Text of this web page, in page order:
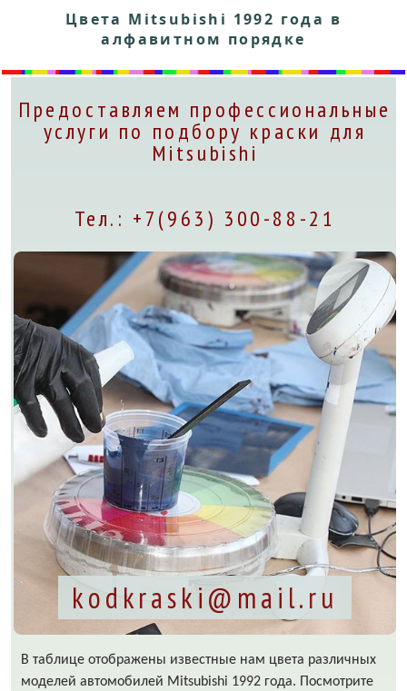
Цвета Mitsubishi 1992 года в
алфавитном порядке
Предоставляем профессиональные
услуги по подбору краски для
Mitsubishi
Тел.: +7(963) 300-88-21
kodkraski@mail.ru
В таблице отображены известные нам цвета различных
моделей автомобилей Mitsubishi 1992 года. Посмотрите